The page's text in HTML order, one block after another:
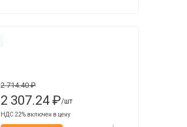
2 714.40 ₽
2 307.24 ₽/шт
НДС 22% включен в цену